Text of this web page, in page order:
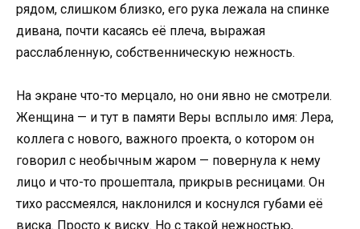
рядом, слишком близко, его рука лежала на спинке
дивана, почти касаясь её плеча, выражая
расслабленную, собственническую нежность.
На экране что-то мерцало, но они явно не смотрели.
Женщина — и тут в памяти Веры всплыло имя: Лера,
коллега с нового, важного проекта, о котором он
говорил с необычным жаром — повернула к нему
лицо и что-то прошептала, прикрыв ресницами. Он
тихо рассмеялся, наклонился и коснулся губами её
виска. Просто к виску. Но с такой нежностью,